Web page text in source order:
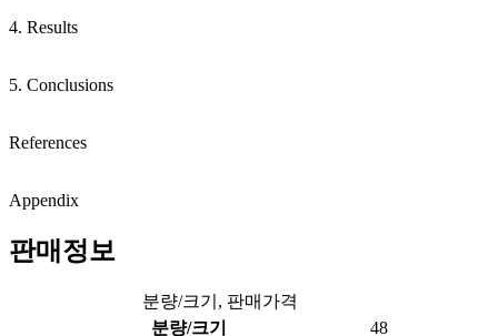
4. Results
5. Conclusions
References
Appendix
판매정보
분량/크기, 판매가격
분량/크기
48